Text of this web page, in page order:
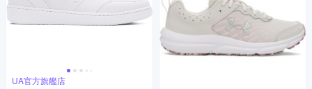
UA官方旗艦店